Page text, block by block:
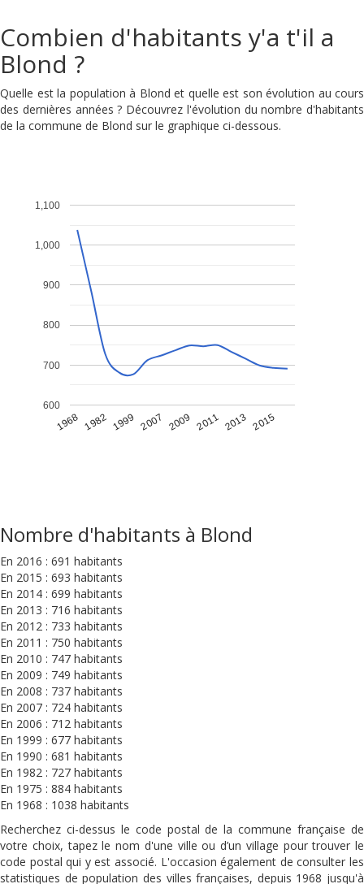
Combien d'habitants y'a t'il a
Blond ?
Quelle est la population à Blond et quelle est son évolution au cours
des dernières années ? Découvrez l'évolution du nombre d'habitants
de la commune de Blond sur le graphique ci-dessous.
1968 1982 1999 2007 2009 2011 2013 2015
600
700
800
900
1,000
1,100
Nombre d'habitants à Blond
En 2016 : 691 habitants
En 2015 : 693 habitants
En 2014 : 699 habitants
En 2013 : 716 habitants
En 2012 : 733 habitants
En 2011 : 750 habitants
En 2010 : 747 habitants
En 2009 : 749 habitants
En 2008 : 737 habitants
En 2007 : 724 habitants
En 2006 : 712 habitants
En 1999 : 677 habitants
En 1990 : 681 habitants
En 1982 : 727 habitants
En 1975 : 884 habitants
En 1968 : 1038 habitants
Recherchez ci-dessus le code postal de la commune française de
votre choix, tapez le nom d'une ville ou d’un village pour trouver le
code postal qui y est associé. L'occasion également de consulter les
statistiques de population des villes françaises, depuis 1968 jusqu'à